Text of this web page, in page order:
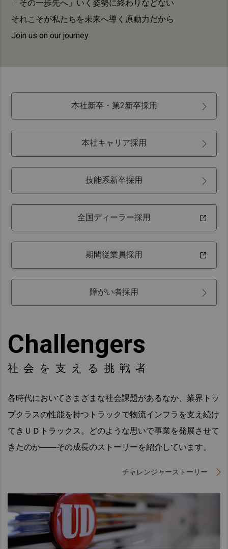
India
Africa and Middle East
Egypt
Americas
Latin America
United States
Return to Global
「その一歩先へ」いく姿勢に終わりなどない
それこそが私たちを未来へ導く原動力だから
Join us on our journey
本社新卒・第2新卒採用
本社キャリア採用
技能系新卒採用
全国ディーラー採用
期間従業員採用
障がい者採用
Challengers
社会を支える挑戦者
各時代においてさまざまな社会課題があるなか、業界トッ
プクラスの性能を持つトラックで物流インフラを支え続け
てきＵＤトラックス。どのような思いで事業を発展させて
きたのか――その成長のストーリーを紹介しています。
チャレンジャーストーリー